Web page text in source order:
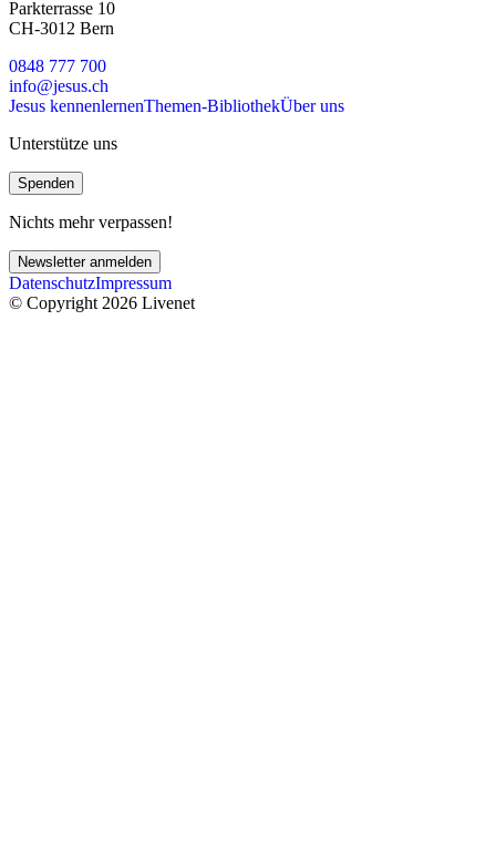
Parkterrasse 10
CH-3012 Bern
0848 777 700
info@jesus.ch
Jesus kennenlernenThemen-BibliothekÜber uns
Unterstütze uns
Spenden
Nichts mehr verpassen!
Newsletter anmelden
DatenschutzImpressum
© Copyright 2026 Livenet